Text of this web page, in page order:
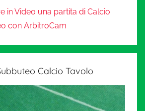
in Video una partita di Calcio
con ArbitroCam
Calcio Tavolo